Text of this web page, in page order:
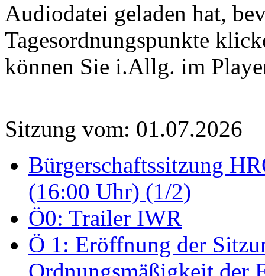
Audiodatei geladen hat,
Tagesordnungspunkte
können Sie i.Allg. im
Sitzung vom: 01.07.2026
Bürgerschaftssitzung
(16:00 Uhr) (1/2)
Ö0: Trailer IWR
Ö 1: Eröffnung der